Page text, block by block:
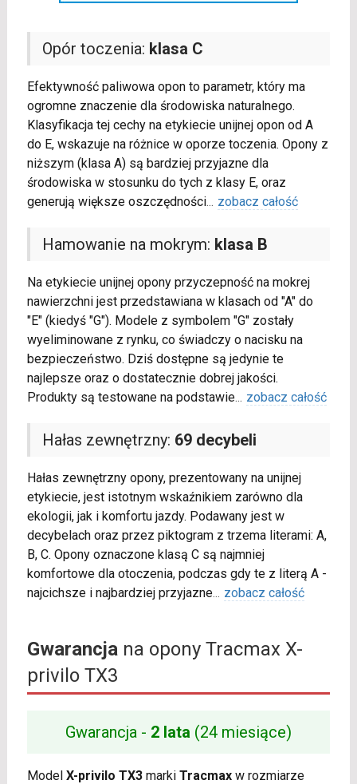
Opór toczenia: klasa C
Efektywność paliwowa opon to parametr, który ma
ogromne znaczenie dla środowiska naturalnego.
Klasyfikacja tej cechy na etykiecie unijnej opon od A
do E, wskazuje na różnice w oporze toczenia. Opony z
niższym (klasa A) są bardziej przyjazne dla
środowiska w stosunku do tych z klasy E, oraz
generują większe oszczędności... zobacz całość
Hamowanie na mokrym: klasa B
Na etykiecie unijnej opony przyczepność na mokrej
nawierzchni jest przedstawiana w klasach od "A" do
"E" (kiedyś "G"). Modele z symbolem "G" zostały
wyeliminowane z rynku, co świadczy o nacisku na
bezpieczeństwo. Dziś dostępne są jedynie te
najlepsze oraz o dostatecznie dobrej jakości.
Produkty są testowane na podstawie... zobacz całość
Hałas zewnętrzny: 69 decybeli
Hałas zewnętrzny opony, prezentowany na unijnej
etykiecie, jest istotnym wskaźnikiem zarówno dla
ekologii, jak i komfortu jazdy. Podawany jest w
decybelach oraz przez piktogram z trzema literami: A,
B, C. Opony oznaczone klasą C są najmniej
komfortowe dla otoczenia, podczas gdy te z literą A -
najcichsze i najbardziej przyjazne... zobacz całość
Gwarancjana opony Tracmax X-
privilo TX3
Gwarancja - 2 lata (24 miesiące)
Model X-privilo TX3marki Tracmaxw rozmiarze